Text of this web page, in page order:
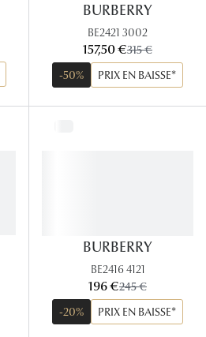
Marques
Lunettes
BURBERRY
BE2421 3002
maintenant:
157,50 €ancien prix:
315 €
-50%
PRIX EN BAISSE*
BURBERRY
BE2416 4121
maintenant:
196 €ancien prix:
245 €
-20%
PRIX EN BAISSE*